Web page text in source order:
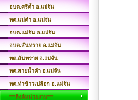
อบต.ศรีค้ำ อ.แม่จัน
ทต.แม่คำ อ.แม่จัน
อบต.แม่จัน อ.แม่จัน
อบต.สันทราย อ.แม่จัน
ทต.สันทราย อ.แม่จัน
ทต.สายน้ำคำ อ.แม่จัน
ทต.ท่าข้าวเปลือก อ.แม่จัน
***ลิงค์หน่วยงาน***